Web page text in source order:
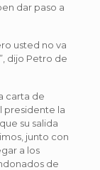
dar paso a
usted no va
dijo Petro de
carta de
presidente la
su salida
junto con
a los
de